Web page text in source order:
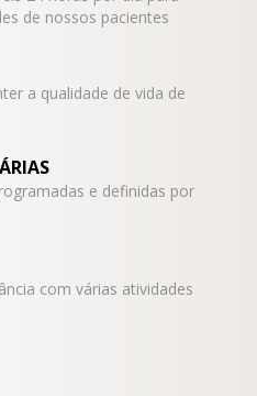
de nossos pacientes
a qualidade de vida de
e definidas por
com várias atividades